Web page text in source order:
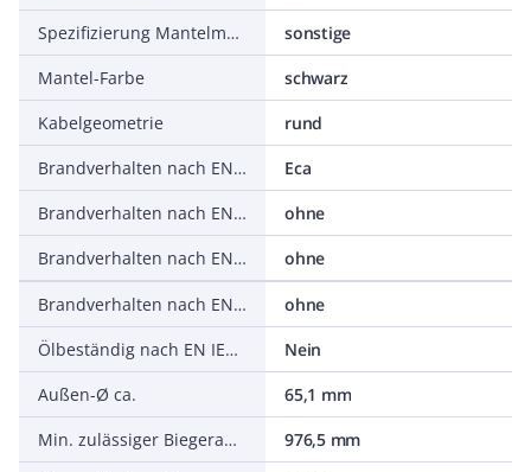
Spezifizierung Mantelmaterial
sonstige
Mantel-Farbe
schwarz
Kabelgeometrie
rund
Brandverhalten nach EN 13501-6: Klasse
Eca
Brandverhalten nach EN 13501-6: Rauchentwicklung
ohne
Brandverhalten nach EN 13501-6: Abtropfverhalten
ohne
Brandverhalten nach EN 13501-6: Säureentwicklung
ohne
Ölbeständig nach EN IEC 60811-404
Nein
Außen-Ø ca.
65,1 mm
Min. zulässiger Biegeradius, flexibler Einsatz/freie Bewegung
976,5 mm